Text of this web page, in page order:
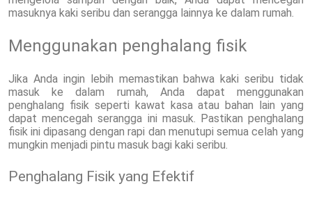
masuknya kaki seribu dan serangga lainnya ke dalam rumah.
Menggunakan penghalang fisik
Jika Anda ingin lebih memastikan bahwa kaki seribu tidak
masuk ke dalam rumah, Anda dapat menggunakan
penghalang fisik seperti kawat kasa atau bahan lain yang
dapat mencegah serangga ini masuk. Pastikan penghalang
fisik ini dipasang dengan rapi dan menutupi semua celah yang
mungkin menjadi pintu masuk bagi kaki seribu.
Penghalang Fisik yang Efektif